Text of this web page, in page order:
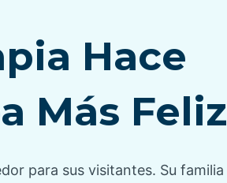
Hace
Más Feliz
para sus visitantes. Su familia